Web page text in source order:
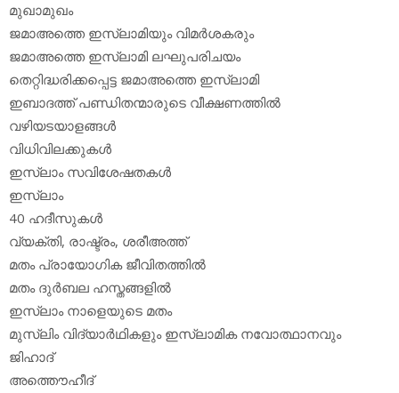
മുഖാമുഖം
ജമാഅത്തെ ഇസ്‌ലാമിയും വിമര്‍ശകരും
ജമാഅത്തെ ഇസ്‌ലാമി ലഘുപരിചയം
തെറ്റിദ്ധരിക്കപ്പെട്ട ജമാഅത്തെ ഇസ്‌ലാമി
ഇബാദത്ത് പണ്ഡിതന്മാരുടെ വീക്ഷണത്തില്‍
വഴിയടയാളങ്ങള്‍
വിധിവിലക്കുകള്‍
ഇസ്‌ലാം സവിശേഷതകള്‍
ഇസ്‌ലാം
40 ഹദീസുകള്‍
വ്യക്തി, രാഷ്ട്രം, ശരീഅത്ത്
മതം പ്രായോഗിക ജീവിതത്തില്‍
മതം ദുര്‍ബല ഹസ്തങ്ങളില്‍
ഇസ്‌ലാം നാളെയുടെ മതം
മുസ്‌ലിം വിദ്യാര്‍ഥികളും ഇസ്‌ലാമിക നവോത്ഥാനവും
ജിഹാദ്
അത്തൌഹീദ്